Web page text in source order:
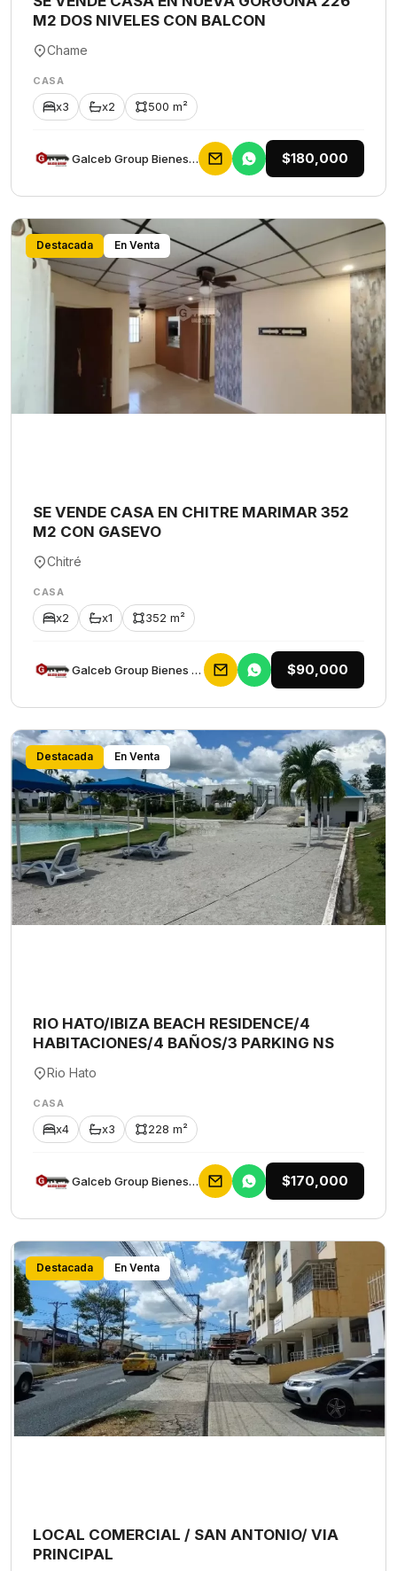
M2 DOS NIVELES CON BALCON
Chame
CASA
x3 x2 500 m²
Galceb Group Bienes Raices $180,000
Destacada En Venta
SE VENDE CASA EN CHITRE MARIMAR 352
M2 CON GASEVO
Chitré
CASA
x2 x1 352 m²
Galceb Group Bienes Raices $90,000
Destacada En Venta
RIO HATO/IBIZA BEACH RESIDENCE/4
HABITACIONES/4 BAÑOS/3 PARKING NS
Rio Hato
CASA
x4 x3 228 m²
Galceb Group Bienes Raices $170,000
Destacada En Venta
LOCAL COMERCIAL / SAN ANTONIO/ VIA
PRINCIPAL